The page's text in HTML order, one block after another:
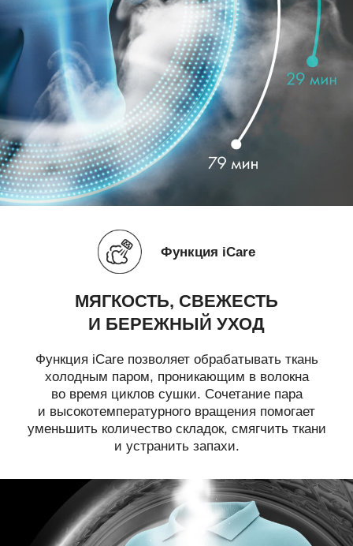
Функция iCare
МЯГКОСТЬ, СВЕЖЕСТЬ
И БЕРЕЖНЫЙ УХОД
Функция iCare позволяет обрабатывать ткань
холодным паром, проникающим в волокна
во время циклов сушки. Сочетание пара
и высокотемпературного вращения помогает
уменьшить количество складок, смягчить ткани
и устранить запахи.